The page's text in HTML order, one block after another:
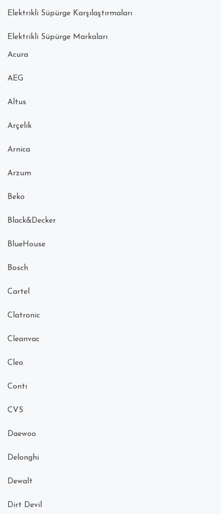
Elektrikli Süpürge Karşılaştırmaları
Elektrikli Süpürge Markaları
Acura
AEG
Altus
Arçelik
Arnica
Arzum
Beko
Black&Decker
BlueHouse
Bosch
Cartel
Clatronic
Cleanvac
Cleo
Conti
CVS
Daewoo
Delonghi
Dewalt
Dirt Devil